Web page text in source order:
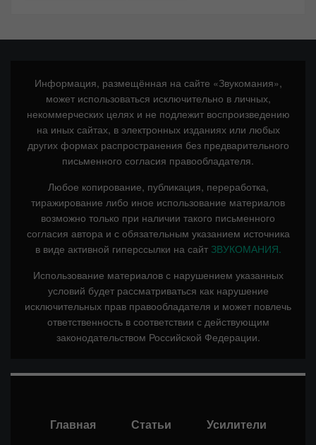
Информация, размещённая на сайте «Звукомания»,
может использоваться исключительно в личных,
некоммерческих целях и не подлежит воспроизведению
на иных сайтах, в электронных изданиях или любых
других формах распространения без предварительного
письменного согласия правообладателя.
Любое копирование, публикация, переработка,
тиражирование либо иное использование материалов
возможно только при наличии такого письменного
согласия автора и с обязательным указанием источника
в виде активной гиперссылки на сайт ЗВУКОМАНИЯ.
Использование материалов с нарушением указанных
условий будет рассматриваться как нарушение
исключительных прав правообладателя и может повлечь
ответственность в соответствии с действующим
законодательством Российской Федерации.
Главная Статьи
Усилители